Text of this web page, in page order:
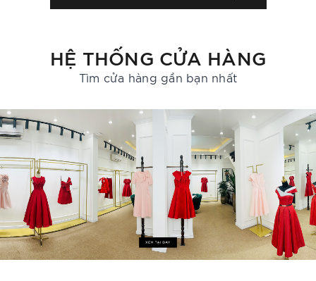
HỆ THỐNG CỬA HÀNG
Tìm cửa hàng gần bạn nhất